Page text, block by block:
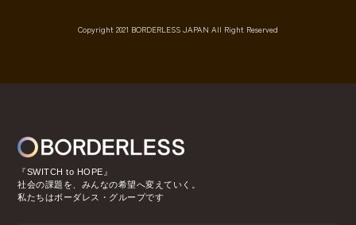
Copyright 2021 BORDERLESS JAPAN All Right Reserved
『SWITCH to HOPE』
社会の課題を、みんなの希望へ変えていく。
私たちはボーダレス・グループです